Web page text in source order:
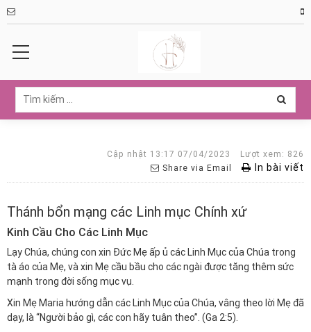
Cập nhật 13:17 07/04/2023
Lượt xem: 826
Share via Email
In bài viết
Thánh bổn mạng các Linh mục Chính xứ
Kinh Cầu Cho Các Linh Mục
Lạy Chúa, chúng con xin Đức Mẹ ấp ủ các Linh Mục của Chúa trong
tà áo của Mẹ, và xin Mẹ cầu bầu cho các ngài được tăng thêm sức
mạnh trong đời sống mục vụ.
Xin Mẹ Maria hướng dẫn các Linh Mục của Chúa, vâng theo lời Mẹ đã
dạy, là “Người bảo gì, các con hãy tuân theo”. (Ga 2:5).